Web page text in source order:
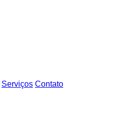
Serviços Contato